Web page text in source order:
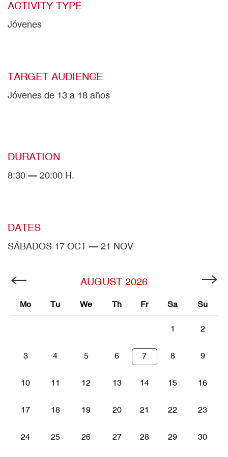
ACTIVITY TYPE
Jóvenes
TARGET AUDIENCE
Jóvenes de 13 a 18 años
DURATION
8:30 — 20:00 H.
DATES
SÁBADOS 17 OCT — 21 NOV
AUGUST 2026
Mo Tu We Th Fr Sa Su
1 2
3 4 5 6 7 8 9
10 11 12 13 14 15 16
17 18 19 20 21 22 23
24 25 26 27 28 29 30